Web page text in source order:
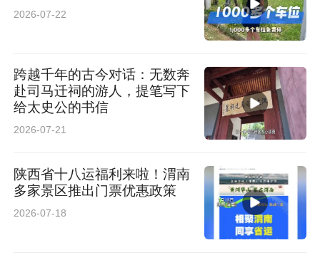
2026-07-22
跨越千年的古今对话：无数奔
赴司马迁祠的游人，提笔写下
给太史公的书信
2026-07-21
陕西省十八运福利来啦！渭南
多家景区推出门票优惠政策
2026-07-18